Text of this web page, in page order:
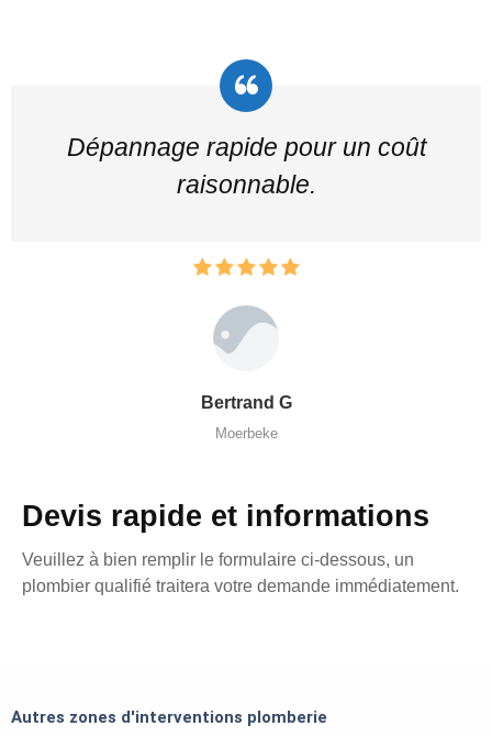
Dépannage rapide pour un coût
raisonnable.
Bertrand G
Moerbeke
Devis rapide et informations
Veuillez à bien remplir le formulaire ci-dessous, un
plombier qualifié traitera votre demande immédiatement.
Autres zones d'interventions plomberie